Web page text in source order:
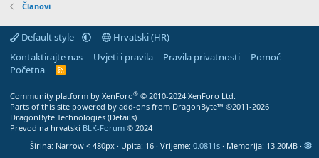
Članovi
Default style
Hrvatski (HR)
Kontaktirajte nas
Uvjeti i pravila Pravila privatnosti
Pomoć
Početna
R
Community platform by XenForo® © 2010-2024 XenForo Ltd.
Parts of this site powered by add-ons from DragonByte™ ©2011-2026
DragonByte Technologies (Details)
Prevod na hrvatski BLK-Forum © 2024
Širina
Upita 16 Vrijeme 0.0811s Memorija 13.20MB